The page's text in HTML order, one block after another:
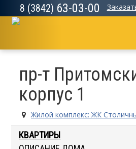
8 (3842) 63-03-00
пр-т
корпус 1
Жилой комплекс: ЖК
КВАРТИРЫ